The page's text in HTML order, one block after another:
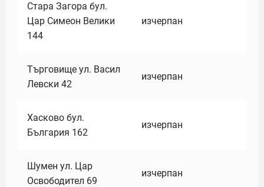
Стара Загора бул.
Цар Симеон Велики
144
изчерпан
Търговище ул. Васил
Левски 42
изчерпан
Хасково бул.
България 162
изчерпан
Шумен ул. Цар
Освободител 69
изчерпан